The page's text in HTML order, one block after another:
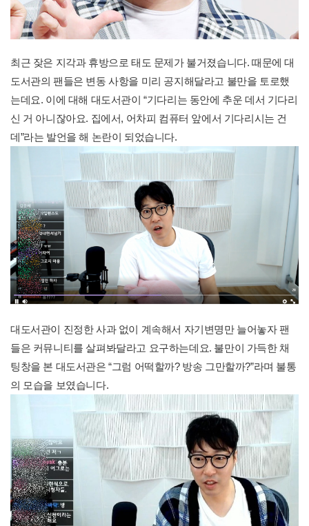
최근 잦은 지각과 휴방으로 태도 문제가 불거졌습니다. 때문에 대
도서관의 팬들은 변동 사항을 미리 공지해달라고 불만을 토로했
는데요. 이에 대해 대도서관이 “기다리는 동안에 추운 데서 기다리
신 거 아니잖아요. 집에서, 어차피 컴퓨터 앞에서 기다리시는 건
데”라는 발언을 해 논란이 되었습니다.
대도서관이 진정한 사과 없이 계속해서 자기변명만 늘어놓자 팬
들은 커뮤니티를 살펴봐달라고 요구하는데요. 불만이 가득한 채
팅창을 본 대도서관은 “그럼 어떡할까? 방송 그만할까?”라며 불통
의 모습을 보였습니다.